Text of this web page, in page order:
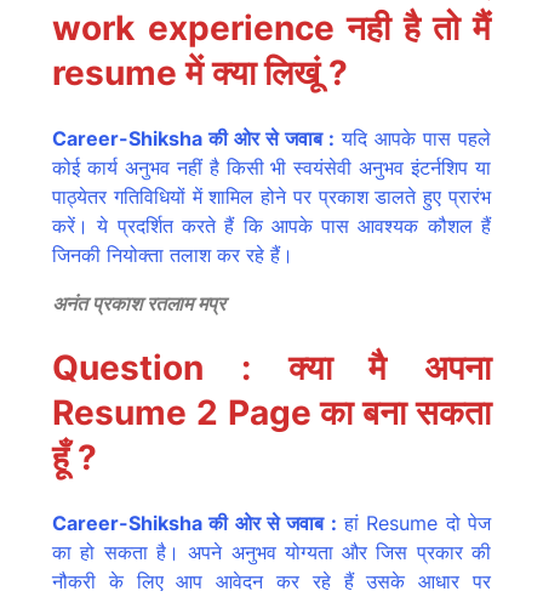
work experience नही है तो मैं
resume में क्या लिखूं ?
Career-Shiksha की ओर से जवाब : यदि आपके पास पहले
कोई कार्य अनुभव नहीं है किसी भी स्वयंसेवी अनुभव इंटर्नशिप या
पाठ्येतर गतिविधियों में शामिल होने पर प्रकाश डालते हुए प्रारंभ
करें। ये प्रदर्शित करते हैं कि आपके पास आवश्यक कौशल हैं
जिनकी नियोक्ता तलाश कर रहे हैं।
अनंत प्रकाश रतलाम मप्र
Question : क्या मै अपना
Resume 2 Page का बना सकता
हूँ ?
Career-Shiksha की ओर से जवाब : हां Resume दो पेज
का हो सकता है। अपने अनुभव योग्यता और जिस प्रकार की
नौकरी के लिए आप आवेदन कर रहे हैं उसके आधार पर